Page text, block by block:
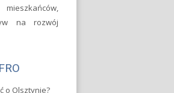
na rozwój
o Olsztynie?